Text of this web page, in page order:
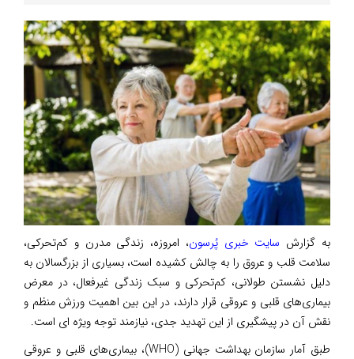
به گزارش سایت خبری پُرسون، امروزه، زندگی مدرن و کم‌تحرکی،
سلامت قلب و عروق را به چالش کشیده است، بسیاری از بزرگسالان به
دلیل نشستن طولانی، کم‌تحرکی و سبک زندگی غیرفعال، در معرض
بیماری‌های قلبی و عروقی قرار دارند، در این بین اهمیت ورزش منظم و
نقش آن در پیشگیری از این تهدید جدی، نیازمند توجه ویژه ای است‌.
طبق آمار سازمان بهداشت جهانی (WHO)، بیماری‌های قلبی و عروقی